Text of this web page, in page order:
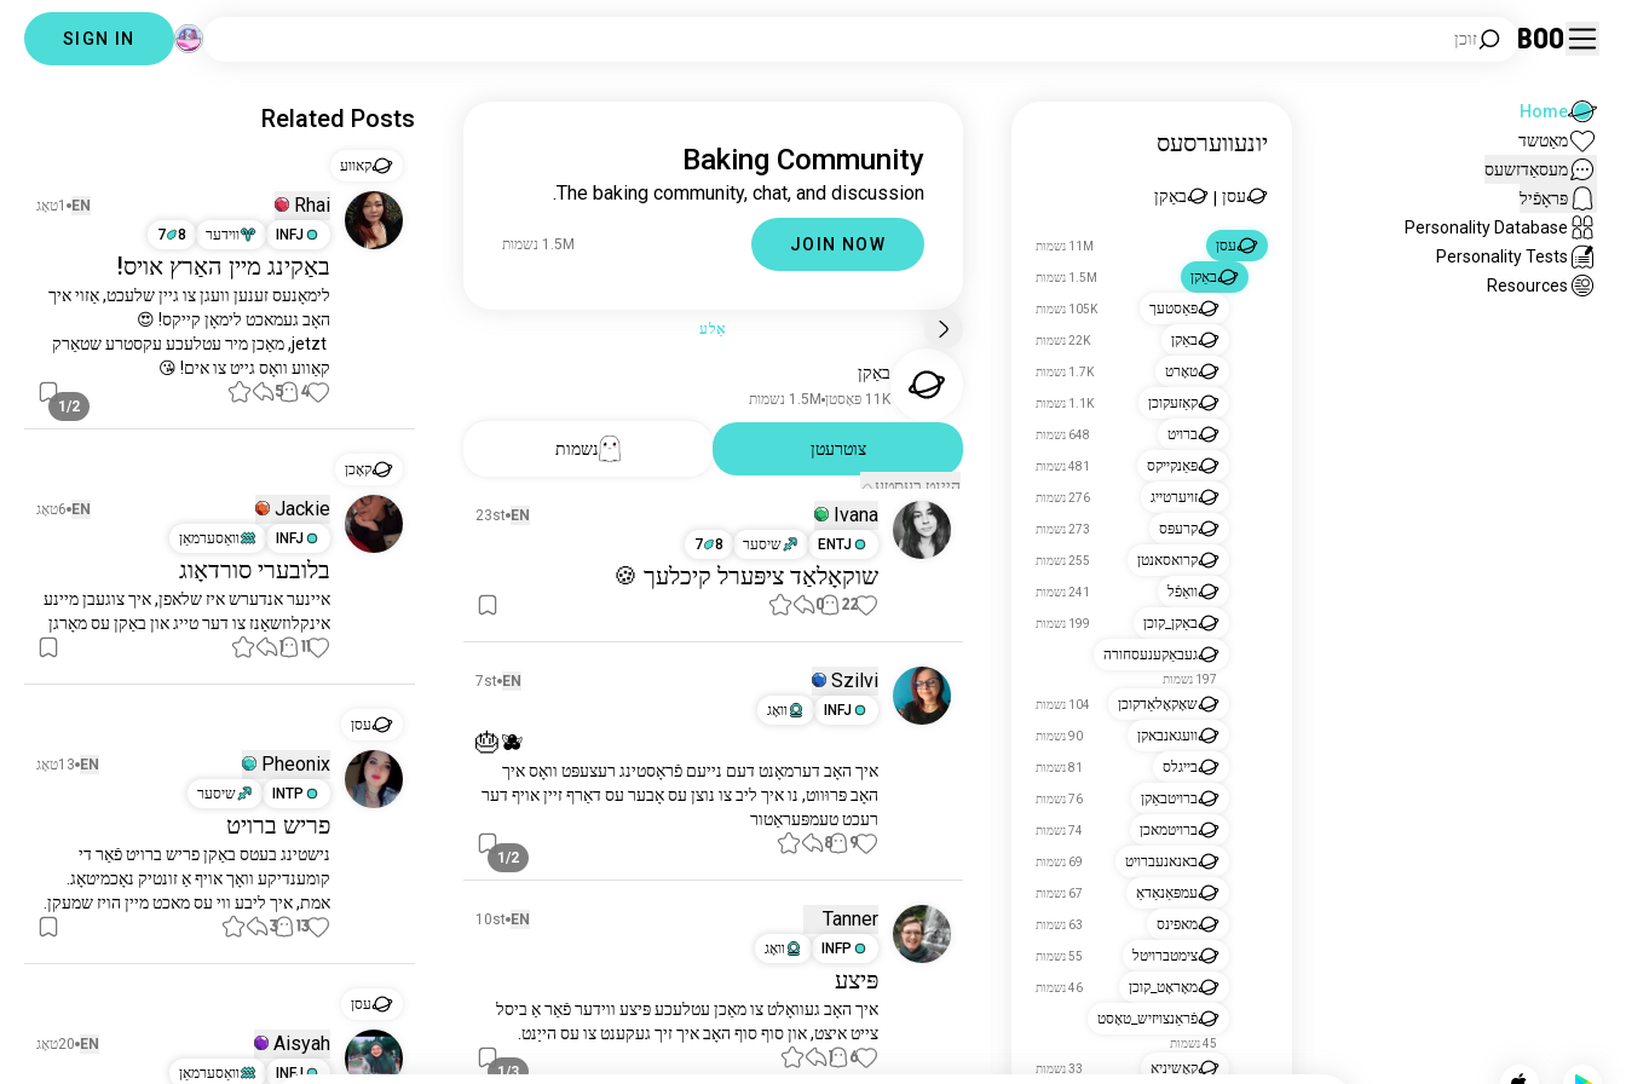
Boo זוכן SIGN IN
Home
מאַטשד
מעסאַדזשעס
פּראָפֿיל
Personality Database
Personality Tests
Resources
יונעווערסעס
עסן באַקן
עסן 11M נשמות
באַקן 1.5M נשמות
פּאַסטעך 105K נשמות
באַקן 22K נשמות
טאָרט 1.7K נשמות
קאַזעקוכן 1.1K נשמות
ברויט 648 נשמות
פּאַנקייקס 481 נשמות
זויערטייג 276 נשמות
קרעפּס 273 נשמות
קרואסאנטן 255 נשמות
וואַפֿל 241 נשמות
באַקן_קוכן 199 נשמות
געבאַקענעסחורה
197 נשמות
שאָקאָלאַדקוכן 104 נשמות
וועגאנבאקן 90 נשמות
בייגלס 81 נשמות
ברויטבאַקן 76 נשמות
ברויטמאכן 74 נשמות
באנאנעברויט 69 נשמות
עמפּאַנאַדאַ 67 נשמות
מאפינס 63 נשמות
צימטברויטל 55 נשמות
מאָראָט_קוכן 46 נשמות
פֿראַנצויזיש_טאָסט
45 נשמות
קאָשיניאַ 33 נשמות
Baking Community
The baking community, chat, and discussion.
JOIN NOW 1.5M נשמות
אַלע
באַקן
11K פּאָסטן 1.5M נשמות
צוטרעטן
נשמות
היינט בעסטע
Ivana
EN
23st
ENTJ
שיסער 8
7
שוקאָלאַד ציפּערל קיכלעך 🍪
22
0
Szilvi
EN
7st
INFJ
װאָג
🎂🫐
איך האָב דערמאָנט דעם נייעם פֿראָסטינג רעצעפּט וואָס איך
האָב פּרוּווט, נו איך ליב צו נוצן עס אָבער עס דאַרף זיין אויף דער
רעכט טעמפּעראַטור
1/2
9
8
Tanner
EN
10st
INFP
װאָג
פּיצע
איך האָב געוואָלט צו מאַכן עטלעכע פּיצע ווידער פֿאַר אַ ביסל
צייט איצט, און סוף סוף האָב איך זיך געקענט צו עס הייַנט.
1/3
6
1
Related Posts
קאווע
Rhai
EN 1טאָג
INFJ
ווידער 8
7
באַקינג מיין האַרץ אויס!
קאַווע וואָס גייט צו אים! 😘
1/2
4
5
קאָכן
Jackie
EN 6טאָג
INFJ
װאַסערמאַן
בלובערי סורדאָוג
אינקלוזשאַנז צו דער טייג און באַקן עס מאָרגן
11
1
עסן
Pheonix
EN 13טאָג
INTP
שיסער
פריש ברויט
אמת, איך ליבע ווי עס מאכט מיין הויז שמעקן.
13
3
עסן
Aisyah
EN 20טאָג
INFJ
װאַסערמאַן